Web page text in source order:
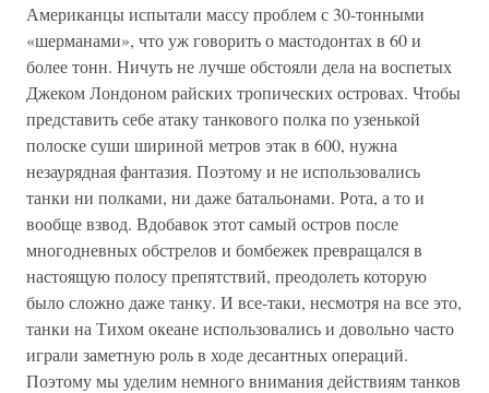
Американцы испытали массу проблем с 30-тонными
«шерманами», что уж говорить о мастодонтах в 60 и
более тонн. Ничуть не лучше обстояли дела на воспетых
Джеком Лондоном райских тропических островах. Чтобы
представить себе атаку танкового полка по узенькой
полоске суши шириной метров этак в 600, нужна
незаурядная фантазия. Поэтому и не использовались
танки ни полками, ни даже батальонами. Рота, а то и
вообще взвод. Вдобавок этот самый остров после
многодневных обстрелов и бомбежек превращался в
настоящую полосу препятствий, преодолеть которую
было сложно даже танку. И все-таки, несмотря на все это,
танки на Тихом океане использовались и довольно часто
играли заметную роль в ходе десантных операций.
Поэтому мы уделим немного внимания действиям танков